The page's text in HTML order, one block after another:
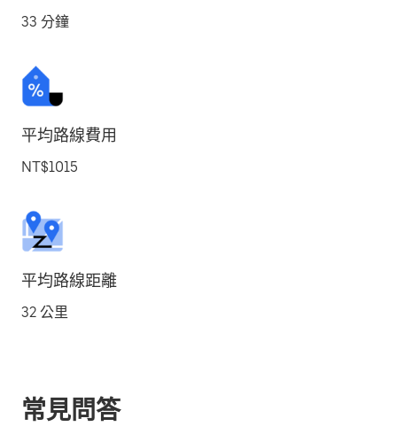
33 分鐘
平均路線費用
NT$1015
平均路線距離
32 公里
常見問答